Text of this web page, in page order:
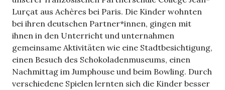
Lurçat aus Achères bei Paris. Die Kinder wohnten
bei ihren deutschen Partner*innen, gingen mit
ihnen in den Unterricht und unternahmen
gemeinsame Aktivitäten wie eine Stadtbesichtigung,
einen Besuch des Schokoladenmuseums, einen
Nachmittag im Jumphouse und beim Bowling. Durch
verschiedene Spielen lernten sich die Kinder besser